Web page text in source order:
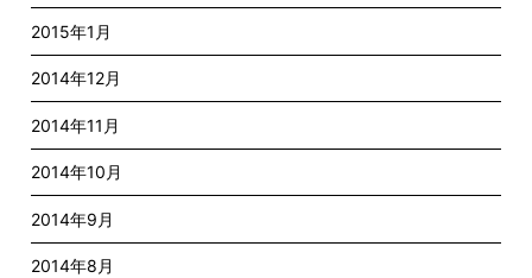
2015年1月
2014年12月
2014年11月
2014年10月
2014年9月
2014年8月